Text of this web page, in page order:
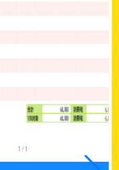
見積書
標準 グ